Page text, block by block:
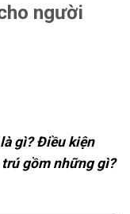
người
gì? Điều kiện
gồm những gì?